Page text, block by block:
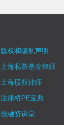
版权和隐私声明
上海私募基金律师
上海股权律师
法律桥PE宝典
投融资讲堂